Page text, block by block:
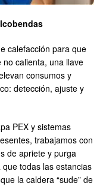
calefacción para que
calienta, una llave
consumos y
detección, ajuste y
PEX y sistemas
trabajamos con
de apriete y purga
todas las estancias
la caldera “sude” de